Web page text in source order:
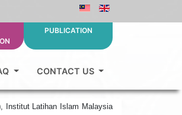
PUBLICATION
CONTACT US
Institut Latihan Islam Malaysia